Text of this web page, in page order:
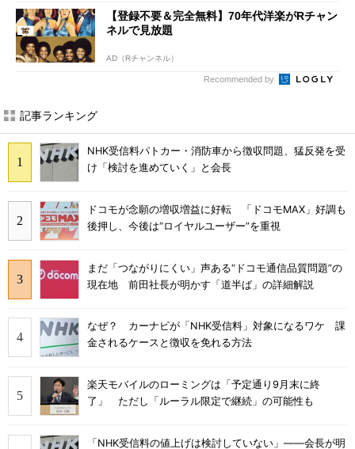
【登録不要＆完全無料】70年代洋楽がRチャン
ネルで見放題
AD（Rチャンネル）
Recommended by
記事ランキング
NHK受信料パトカー・消防車から徴収問題、猛反発を受
け「検討を進めていく」と会長
ドコモが念願の増収増益に好転 「ドコモMAX」好調も
後押し、今後は“ロイヤルユーザー”を重視
まだ「つながりにくい」声ある“ドコモ通信品質問題”の
現在地 前田社長が明かす「道半ば」の詳細解説
なぜ？ カーナビが「NHK受信料」対象になるワケ 課
金されるケースと徴収を免れる方法
楽天モバイルのローミングは「予定通り9月末に終
了」 ただし「ルーラル限定で継続」の可能性も
「NHK受信料の値上げは検討していない」――会長が明